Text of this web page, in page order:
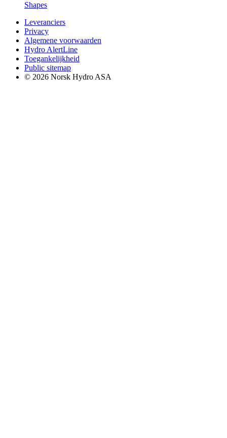
Shapes
Leveranciers
Privacy
Algemene voorwaarden
Hydro AlertLine
Toegankelijkheid
Public sitemap
© 2026 Norsk Hydro ASA